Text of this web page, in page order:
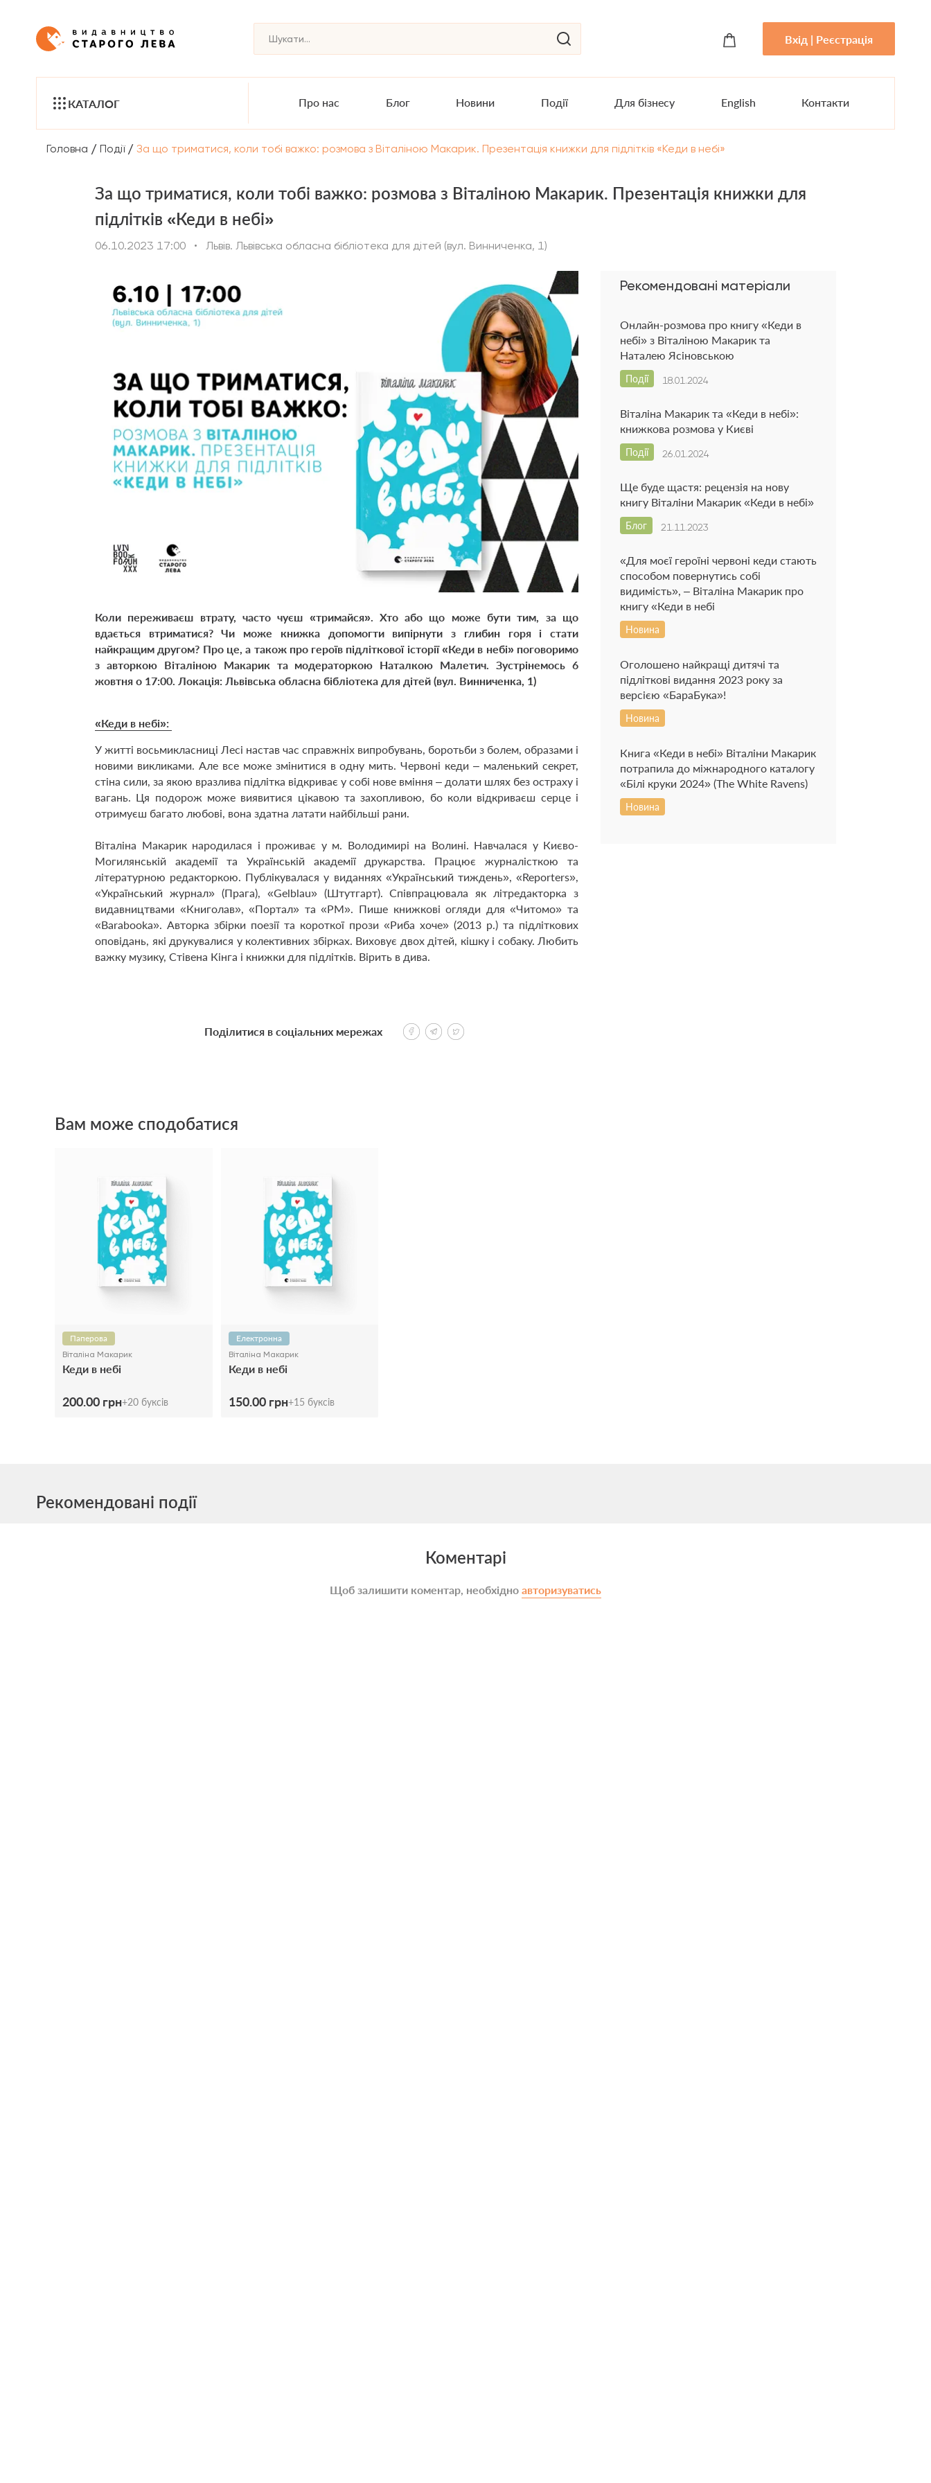
Вхід | Реєстрація
КАТАЛОГ Про нас Блог Новини Події Для бізнесу English Контакти
Головна / Події / За що триматися, коли тобі важко: розмова з Віталіною Макарик. Презентація книжки для підлітків «Кеди в небі»
За що триматися, коли тобі важко: розмова з Віталіною Макарик. Презентація книжки для
підлітків «Кеди в небі»
06.10.2023 17:00 • Львів. Львівська обласна бібліотека для дітей (вул. Винниченка, 1)
Коли переживаєш втрату, часто чуєш «тримайся». Хто або що може бути тим, за що
вдається втриматися? Чи може книжка допомогти випірнути з глибин горя і стати
найкращим другом? Про це, а також про героїв підліткової історії «Кеди в небі» поговоримо
з авторкою Віталіною Макарик та модераторкою Наталкою Малетич. Зустрінемось 6
жовтня о 17:00. Локація: Львівська обласна бібліотека для дітей (вул. Винниченка, 1)
«Кеди в небі»:
У житті восьмикласниці Лесі настав час справжніх випробувань, боротьби з болем, образами і
новими викликами. Але все може змінитися в одну мить. Червоні кеди – маленький секрет,
стіна сили, за якою вразлива підлітка відкриває у собі нове вміння – долати шлях без остраху і
вагань. Ця подорож може виявитися цікавою та захопливою, бо коли відкриваєш серце і
отримуєш багато любові, вона здатна латати найбільші рани.
Віталіна Макарик народилася і проживає у м. Володимирі на Волині. Навчалася у Києво-
Могилянській академії та Українській академії друкарства. Працює журналісткою та
літературною редакторкою. Публікувалася у виданнях «Український тиждень», «Reporters»,
«Український журнал» (Прага), «Gelblau» (Штутгарт). Співпрацювала як літредакторка з
видавництвами «Книголав», «Портал» та «РМ». Пише книжкові огляди для «Читомо» та
«Barabooka». Авторка збірки поезії та короткої прози «Риба хоче» (2013 р.) та підліткових
оповідань, які друкувалися у колективних збірках. Виховує двох дітей, кішку і собаку. Любить
важку музику, Стівена Кінга і книжки для підлітків. Вірить в дива.
Рекомендовані матеріали
Онлайн-розмова про книгу «Кеди в
небі» з Віталіною Макарик та
Наталею Ясіновською
18.01.2024
Події
Віталіна Макарик та «Кеди в небі»:
книжкова розмова у Києві
26.01.2024
Події
Ще буде щастя: рецензія на нову
книгу Віталіни Макарик «Кеди в небі»
21.11.2023
Блог
«Для моєї героїні червоні кеди стають
способом повернутись собі
видимість», – Віталіна Макарик про
книгу «Кеди в небі
Новина
Оголошено найкращі дитячі та
підліткові видання 2023 року за
версією «БараБука»!
Новина
Книга «Кеди в небі» Віталіни Макарик
потрапила до міжнародного каталогу
«Білі круки 2024» (The White Ravens)
Новина
Поділитися в соціальних мережах
Вам може сподобатися
Паперова
Віталіна Макарик
Кеди в небі
200.00 грн+20 буксів
Електронна
Віталіна Макарик
Кеди в небі
150.00 грн+15 буксів
Рекомендовані події
Коментарі
Щоб залишити коментар, необхідно авторизуватись